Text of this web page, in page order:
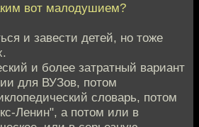
вот малодушием?
и завести детей, но тоже
и более затратный вариант
для ВУЗов, потом
словарь, потом
Ленин", а потом или в